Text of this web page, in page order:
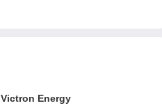
Victron Energy